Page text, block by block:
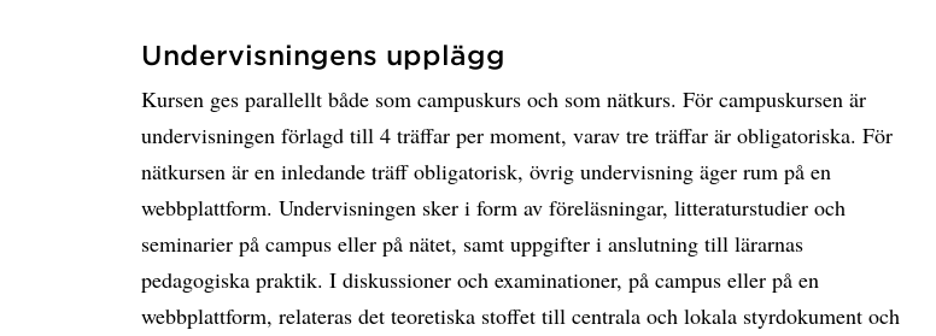
Undervisningens upplägg
Kursen ges parallellt både som campuskurs och som nätkurs. För campuskursen är
undervisningen förlagd till 4 träffar per moment, varav tre träffar är obligatoriska. För
nätkursen är en inledande träff obligatorisk, övrig undervisning äger rum på en
webbplattform. Undervisningen sker i form av föreläsningar, litteraturstudier och
seminarier på campus eller på nätet, samt uppgifter i anslutning till lärarnas
pedagogiska praktik. I diskussioner och examinationer, på campus eller på en
webbplattform, relateras det teoretiska stoffet till centrala och lokala styrdokument och